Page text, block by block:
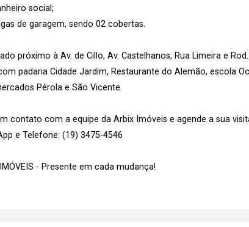
social;
de garagem, sendo 02 cobertas.
próximo à Av. de Cillo, Av. Castelhanos, Rua Limeira e
padaria Cidade Jardim, Restaurante do Alemão, escola
Pérola e São Vicente.
contato com a equipe da Arbix Imóveis e agende a sua
e Telefone: (19) 3475-4546
- Presente em cada mudança!